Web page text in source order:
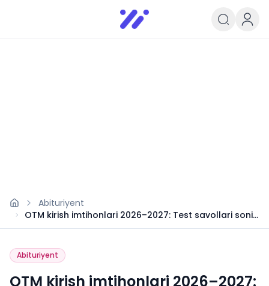
Infoedu
Ta&#039;lim xabarlari va
Abituriyent
OTM kirish imtihonlari 2026–2027: Test savollari soni
va yangi baholash mezonlari tasdiqlandi
Abituriyent
OTM kirish imtihonlari 2026–2027: